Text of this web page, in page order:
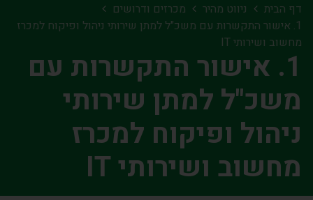
דף הבית ניווט מהיר
מכרזים ודרושים
1. אישור התקשרות עם משכ"ל למתן שירותי ניהול ופיקוח למכרז
מחשוב ושירותי IT
1. אישור התקשרות עם
משכ"ל למתן שירותי
ניהול ופיקוח למכרז
מחשוב ושירותי IT